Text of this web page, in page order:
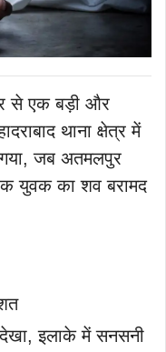
से एक बड़ी और
थाना क्षेत्र में
जब अतमलपुर
युवक का शव बरामद
इलाके में सनसनी